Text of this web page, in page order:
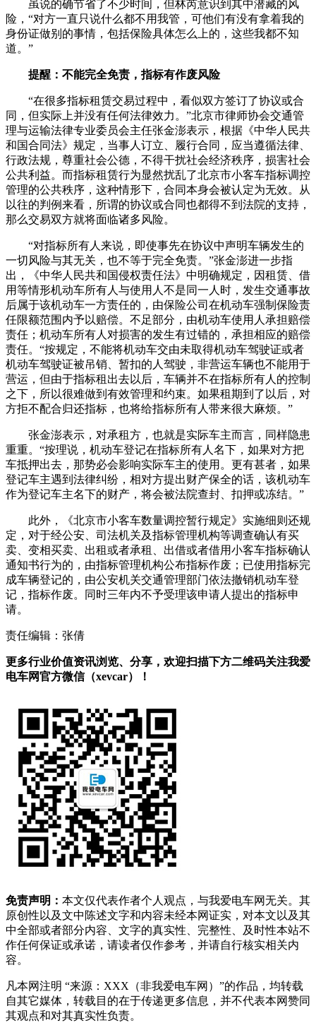
虽说的确节省了不少时间，但林芮意识到其中潜藏的风
险，“对方一直只说什么都不用我管，可他们有没有拿着我的
身份证做别的事情，包括保险具体怎么上的，这些我都不知
道。”
提醒：不能完全免责，指标有作废风险
“在很多指标租赁交易过程中，看似双方签订了协议或合
同，但实际上并没有任何法律效力。”北京市律师协会交通管
理与运输法律专业委员会主任张金澎表示，根据《中华人民共
和国合同法》规定，当事人订立、履行合同，应当遵循法律、
行政法规，尊重社会公德，不得干扰社会经济秩序，损害社会
公共利益。而指标租赁行为显然扰乱了北京市小客车指标调控
管理的公共秩序，这种情形下，合同本身会被认定为无效。从
以往的判例来看，所谓的协议或合同也都得不到法院的支持，
那么交易双方就将面临诸多风险。
“对指标所有人来说，即使事先在协议中声明车辆发生的
一切风险与其无关，也不等于完全免责。”张金澎进一步指
出，《中华人民共和国侵权责任法》中明确规定，因租赁、借
用等情形机动车所有人与使用人不是同一人时，发生交通事故
后属于该机动车一方责任的，由保险公司在机动车强制保险责
任限额范围内予以赔偿。不足部分，由机动车使用人承担赔偿
责任；机动车所有人对损害的发生有过错的，承担相应的赔偿
责任。“按规定，不能将机动车交由未取得机动车驾驶证或者
机动车驾驶证被吊销、暂扣的人驾驶，非营运车辆也不能用于
营运，但由于指标租出去以后，车辆并不在指标所有人的控制
之下，所以很难做到有效管理和约束。如果租期到了以后，对
方拒不配合归还指标，也将给指标所有人带来很大麻烦。”
张金澎表示，对承租方，也就是实际车主而言，同样隐患
重重。“按理说，机动车登记在指标所有人名下，如果对方把
车抵押出去，那势必会影响实际车主的使用。更有甚者，如果
登记车主遇到法律纠纷，相对方提出财产保全的话，该机动车
作为登记车主名下的财产，将会被法院查封、扣押或冻结。”
此外，《北京市小客车数量调控暂行规定》实施细则还规
定，对于经公安、司法机关及指标管理机构等调查确认有买
卖、变相买卖、出租或者承租、出借或者借用小客车指标确认
通知书行为的，由指标管理机构公布指标作废；已使用指标完
成车辆登记的，由公安机关交通管理部门依法撤销机动车登
记，指标作废。同时三年内不予受理该申请人提出的指标申
请。
责任编辑：张倩
更多行业价值资讯浏览、分享，欢迎扫描下方二维码关注我爱
电车网官方微信（xevcar）！
免责声明： 本文仅代表作者个人观点，与我爱电车网无关。其
原创性以及文中陈述文字和内容未经本网证实，对本文以及其
中全部或者部分内容、文字的真实性、完整性、及时性本站不
作任何保证或承诺，请读者仅作参考，并请自行核实相关内
容。
凡本网注明 “来源：XXX（非我爱电车网）”的作品，均转载
自其它媒体，转载目的在于传递更多信息，并不代表本网赞同
其观点和对其真实性负责。